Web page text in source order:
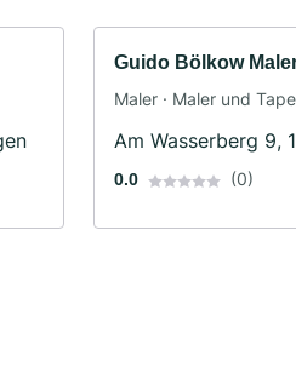
Guido Bölkow
Maler · Maler und
Am Wasserberg 9,
0.0 (0)